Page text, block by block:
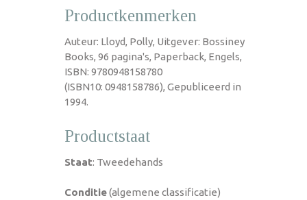
Productkenmerken
Auteur: Lloyd, Polly, Uitgever: Bossiney
Books, 96 pagina's, Paperback, Engels,
ISBN: 9780948158780
(ISBN10: 0948158786), Gepubliceerd in
1994.
Productstaat
Staat: Tweedehands
Conditie(algemene classificatie)